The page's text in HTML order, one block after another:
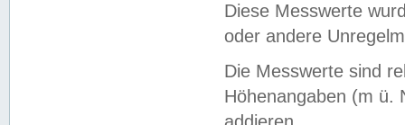
Diese Messwerte
oder andere
Die Messwerte sind
Höhenangaben (m ü.